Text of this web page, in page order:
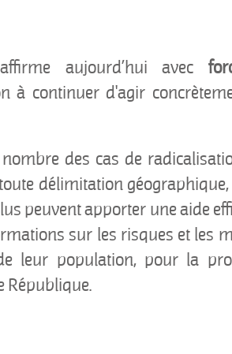
aujourd’hui avec
à continuer d'agir
des cas de
délimitation géographique,
peuvent apporter une aide
sur les risques et les
leur population, pour la
République.